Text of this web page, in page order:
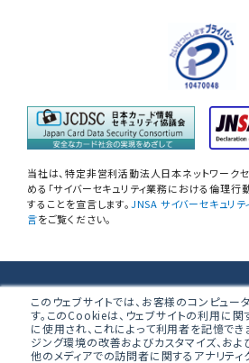
このウェブサイトでは、お客様のコンピュ
す。このCookieは、ウェブサイトの利用に
に使用され、これによって利用者を記憶でき
ジング環境の改善およびカスタマイズ、およ
他のメディアでの訪問者に関するアナリテ
自己問診型 個人情報に関わる
情報セキュリティアセスメント
情報セキュリティ
自己点検アンケートサービス
NIST SP800-171 サプライチェーン
情報セキュリティアセスメント
データベース設定評価
無線LAN調査
当社は、特定非営利活動法人日本ネットワークセ
める「サイバーセキュリティ業務における倫理行
することを宣言します。JNSA サイバーセキュリ
言をご覧ください。
株式会社ブロードバンドセキュリティ
〒160-0023 東京都新宿区西新宿8-5-1
ル 4F